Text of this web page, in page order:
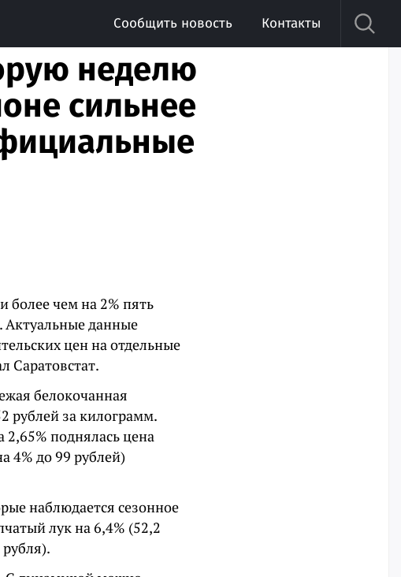
Сообщить новость Контакты
неделю
сильнее
более чем на 2% пять
Актуальные данные
цен на отдельные
Саратовстат.
белокочанная
рублей за килограмм.
2,65% поднялась цена
4% до 99 рублей)
наблюдается сезонное
лук на 6,4% (52,2